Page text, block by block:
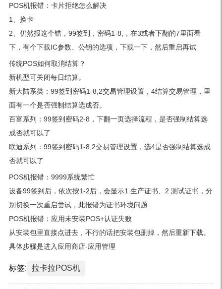
POS机报错：卡片拒绝怎么解决
1、换卡
2、仍然报这个错，99签到，密码1-8,，在3或者下翻的7里面看
下，有个下载IC参数、公钥的选项，下载一下，然后重启再试
传统POS如何取消结算？
新机型可关闭每日结算。
新大陆系类：99签到密码1-8,2交易管理设置，4结算交易管理，里
面有一个是否强制结算选成否。
百富系列：99签到密码2-8，下翻一页选择流程，是否强制结算选
成否就可以了
联迪系列：99签到密码1-8,2交易管理设置，选4是否强制结算选成
否就可以了
POS机报错：9999系统繁忙
设备99签到后，依次按1-2后，会显示1.生产证书、2.测试证书，分
别切换一次重启尝试，此报错为证书环境问题
POS机报错：应用未安装POS+认证失败
从安装包里直接点进去，不行的话把安装包删掉，然后重新下载。
具体步骤是进入应用商店-应用管理
标签: 拉卡拉POS机